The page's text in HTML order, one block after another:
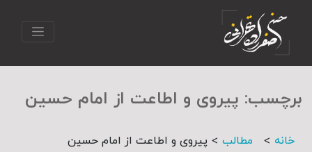
برچسب: پیروی و اطاعت از امام حسین
خانه > مطالب > پیروی و اطاعت از امام حسین